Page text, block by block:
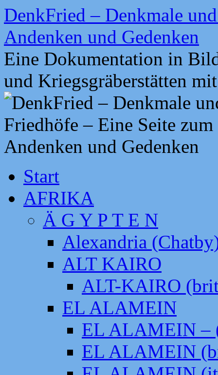
Zum
Inhalt
springen
DenkFried – Denkmale
Andenken und Gedenken
Eine Dokumentation in
und Kriegsgräberstätten
Start
AFRIKA
Ä G Y P T E N
Alexandria
ALT KAIRO
ALT-KAIRO
EL ALAMEIN
EL ALAMEIN –
EL ALAMEIN